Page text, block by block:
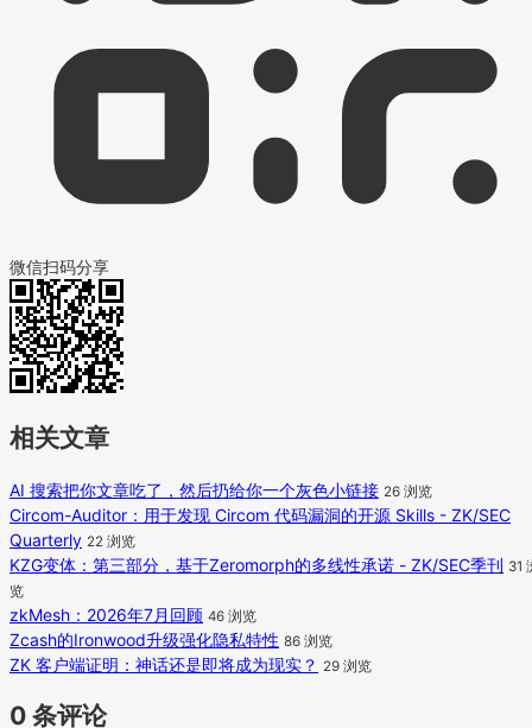
微信扫码分享
相关文章
AI 搜索把你文章吃了，然后扔给你一个灰色小链接 26 浏览
Circom-Auditor：用于发现 Circom 代码漏洞的开源 Skills - ZK/SEC
Quarterly 22 浏览
KZG变体：第三部分，基于Zeromorph的多线性承诺 - ZK/SEC季刊 31
览
zkMesh：2026年7月回顾 46 浏览
Zcash的Ironwood升级强化隐私特性 86 浏览
ZK 客户端证明：神话还是即将成为现实？ 29 浏览
0 条评论